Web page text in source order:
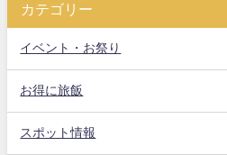
カテゴリー
イベント・お祭り
お得に旅飯
スポット情報